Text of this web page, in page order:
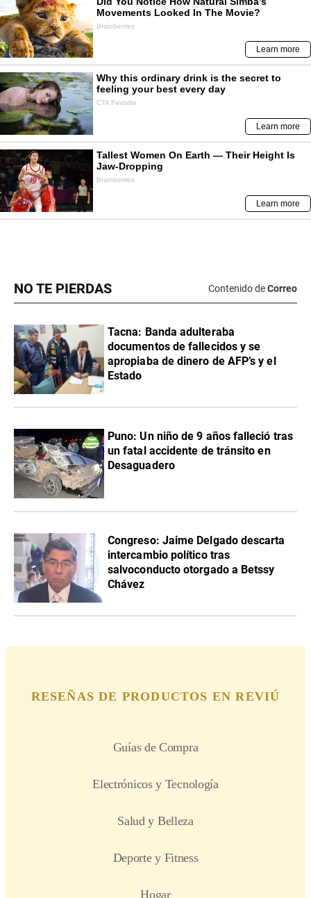
NO TE PIERDAS Contenido deCorreo
Tacna: Banda adulteraba
documentos de fallecidos y se
apropiaba de dinero de AFP’s y el
Estado
Puno: Un niño de 9 años falleció tras
un fatal accidente de tránsito en
Desaguadero
Congreso: Jaime Delgado descarta
intercambio político tras
salvoconducto otorgado a Betssy
Chávez